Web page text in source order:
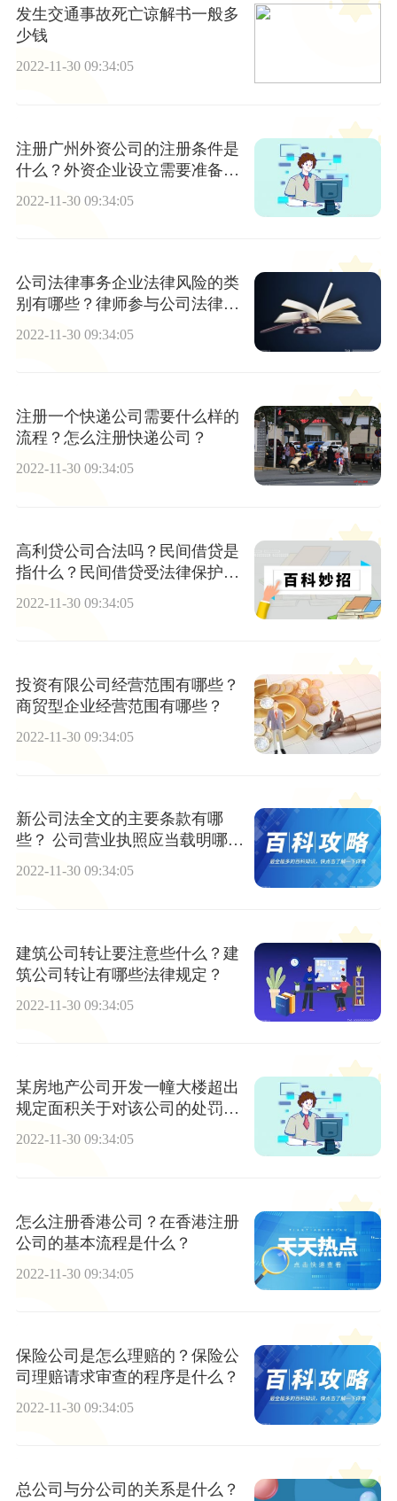
发生交通事故死亡谅解书一般多
少钱
2022-11-30 09:34:05
注册广州外资公司的注册条件是
什么？外资企业设立需要准备的
2022-11-30 09:34:05
公司法律事务企业法律风险的类
别有哪些？律师参与公司法律事
2022-11-30 09:34:05
注册一个快递公司需要什么样的
流程？怎么注册快递公司？
2022-11-30 09:34:05
高利贷公司合法吗？民间借贷是
指什么？民间借贷受法律保护
2022-11-30 09:34:05
投资有限公司经营范围有哪些？
商贸型企业经营范围有哪些？
2022-11-30 09:34:05
新公司法全文的主要条款有哪
些？ 公司营业执照应当载明哪些
内容？
2022-11-30 09:34:05
建筑公司转让要注意些什么？建
筑公司转让有哪些法律规定？
2022-11-30 09:34:05
某房地产公司开发一幢大楼超出
规定面积关于对该公司的处罚是
什么？
2022-11-30 09:34:05
怎么注册香港公司？在香港注册
公司的基本流程是什么？
2022-11-30 09:34:05
保险公司是怎么理赔的？保险公
司理赔请求审查的程序是什么？
2022-11-30 09:34:05
总公司与分公司的关系是什么？